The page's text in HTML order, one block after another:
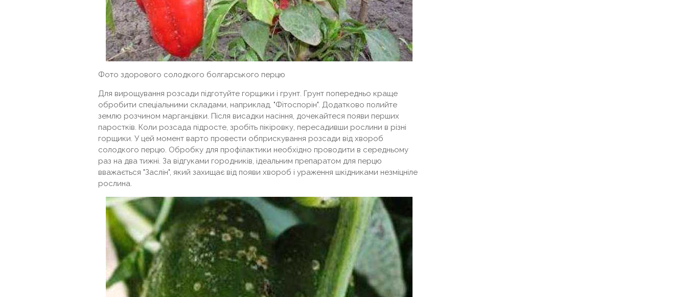
Фото здорового солодкого болгарського перцю
Для вирощування розсади підготуйте горщики і грунт. Грунт попередньо краще
обробити спеціальними складами, наприклад, "Фітоспорін". Додатково полийте
землю розчином марганцівки. Після висадки насіння, дочекайтеся появи перших
паростків. Коли розсада підросте, зробіть пікіровку, пересадивши рослини в різні
горщики. У цей момент варто провести обприскування розсади від хвороб
солодкого перцю. Обробку для профілактики необхідно проводити в середньому
раз на два тижні. За відгуками городників, ідеальним препаратом для перцю
вважається "Заслін", який захищає від появи хвороб і ураження шкідниками незміцніле
рослина.